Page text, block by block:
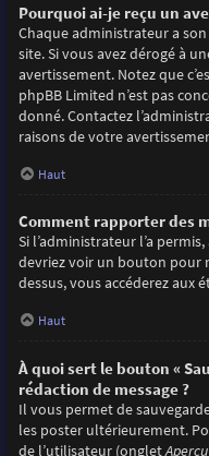
Pourquoi ai-je reçu un
Chaque administrateur a
site. Si vous avez dérogé à
avertissement. Notez que
phpBB Limited n’est pas
donné. Contactez
raisons de votre
Haut
Comment rapporter des
Si l’administrateur l’a
devriez voir un bouton pour
dessus, vous accéderez aux
Haut
À quoi sert le bouton «
rédaction de message ?
Il vous permet de
les poster ultérieurement.
de l’utilisateur (onglet